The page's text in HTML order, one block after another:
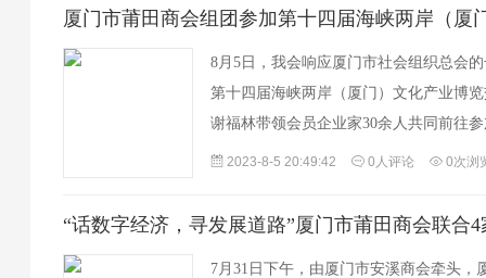
厦门市莆田商会组团参加第十四届海峡两岸（厦
8月5日，我会响应厦门市社会组织总会
第十四届海峡两岸（厦门）文化产业博
谢福林带领会员企业家30余人共同前往
2023-8-5 20:49:42 0人评论 0次浏
7月31日下午，由厦门市安溪商会牵头，